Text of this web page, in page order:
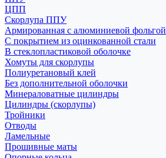
ЦПП
Скорлупа ППУ
Армированная с алюминиевой фольгой
С покрытием из оцинкованной стали
В стеклопластиковой оболочке
Хомуты для скорлупы
Полиуретановый клей
Без дополнительной оболочки
Минераловатные цилиндры
Цилиндры (скорлупы)
Тройники
Отводы
Ламельные
Прошивные маты